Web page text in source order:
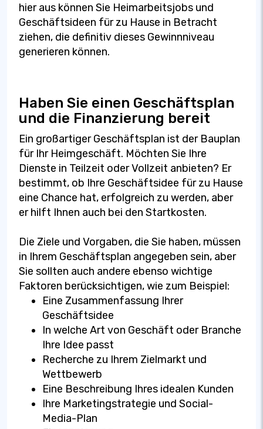
hier aus können Sie Heimarbeitsjobs und
Geschäftsideen für zu Hause in Betracht
ziehen, die definitiv dieses Gewinnniveau
generieren können.
Haben Sie einen Geschäftsplan
und die Finanzierung bereit
Ein großartiger Geschäftsplan ist der Bauplan
für Ihr Heimgeschäft. Möchten Sie Ihre
Dienste in Teilzeit oder Vollzeit anbieten? Er
bestimmt, ob Ihre Geschäftsidee für zu Hause
eine Chance hat, erfolgreich zu werden, aber
er hilft Ihnen auch bei den Startkosten.
Die Ziele und Vorgaben, die Sie haben, müssen
in Ihrem Geschäftsplan angegeben sein, aber
Sie sollten auch andere ebenso wichtige
Faktoren berücksichtigen, wie zum Beispiel:
Eine Zusammenfassung Ihrer
Geschäftsidee
In welche Art von Geschäft oder Branche
Ihre Idee passt
Recherche zu Ihrem Zielmarkt und
Wettbewerb
Eine Beschreibung Ihres idealen Kunden
Ihre Marketingstrategie und Social-
Media-Plan